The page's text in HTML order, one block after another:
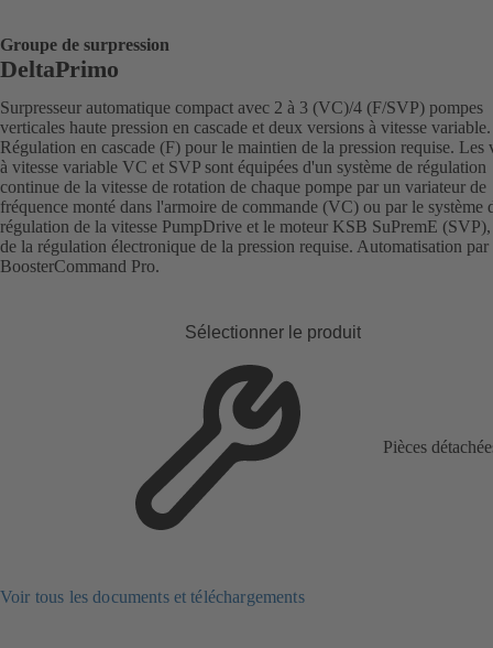
Groupe de surpression
DeltaPrimo
Surpresseur automatique compact avec 2 à 3 (VC)/4 (F/SVP) pompes
verticales haute pression en cascade et deux versions à vitesse variable.
Régulation en cascade (F) pour le maintien de la pression requise. Les
à vitesse variable VC et SVP sont équipées d'un système de régulation
continue de la vitesse de rotation de chaque pompe par un variateur de
fréquence monté dans l'armoire de commande (VC) ou par le système
régulation de la vitesse PumpDrive et le moteur KSB SuPremE
de la régulation électronique de la pression requise. Automatisation
BoosterCommand Pro.
Sélectionner le produit
Pièces
Voir tous les documents et téléchargements